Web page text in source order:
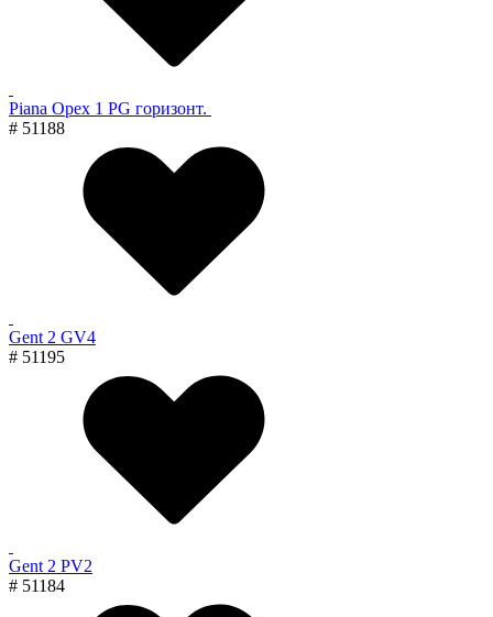
Piana Орех 1 PG горизонт.
# 51188
Gent 2 GV4
# 51195
Gent 2 PV2
# 51184